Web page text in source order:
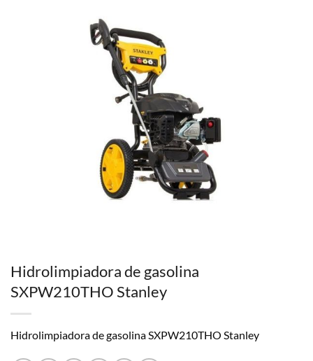
Hidrolimpiadora de gasolina
SXPW210THO Stanley
Hidrolimpiadora de gasolina SXPW210THO Stanley